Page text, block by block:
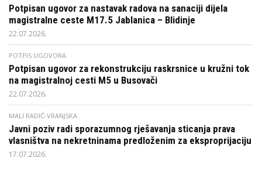
Potpisan ugovor za nastavak radova na sanaciji dijela
magistralne ceste M17.5 Jablanica – Blidinje
22.07.2026.
POTPIS UGOVORA
Potpisan ugovor za rekonstrukciju raskrsnice u kružni tok
na magistralnoj cesti M5 u Busovači
22.07.2026.
MALI RADIĆ-VRANJSKA
Javni poziv radi sporazumnog rješavanja sticanja prava
vlasništva na nekretninama predloženim za eksproprijaciju
17.07.2026.